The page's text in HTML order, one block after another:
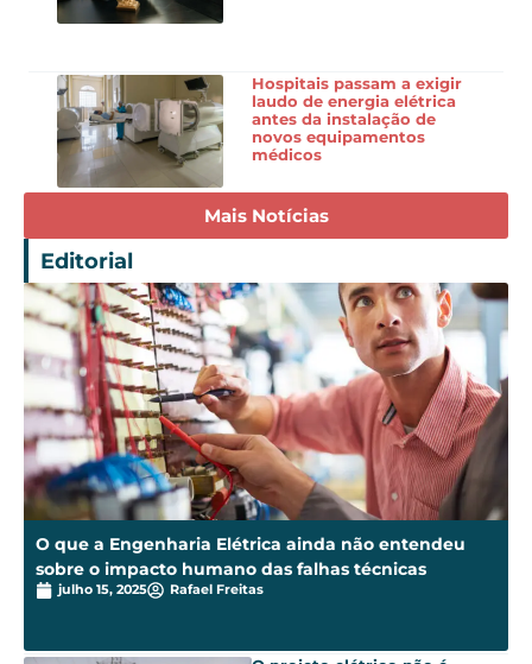
Hospitais passam a exigir
laudo de energia elétrica
antes da instalação de
novos equipamentos
médicos
Mais Notícias
Editorial
O que a Engenharia Elétrica ainda não entendeu
sobre o impacto humano das falhas técnicas
julho 15, 2025 Rafael Freitas